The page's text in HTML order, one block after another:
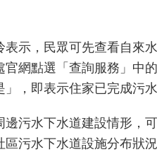
示，民眾可先查看自來
網點選「查詢服務」中
，即表示住家已完成污水
邊污水下水道建設情形，
污水下水道設施分布狀況